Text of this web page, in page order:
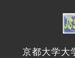
京都大学大